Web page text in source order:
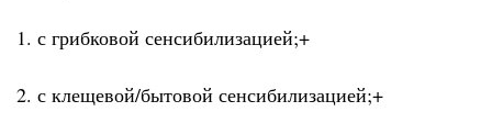
1. с грибковой сенсибилизацией;+
2. с клещевой/бытовой сенсибилизацией;+